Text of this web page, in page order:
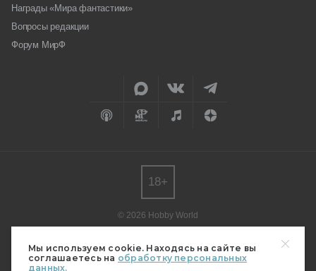
Мы используем cookie. Находясь на сайте вы
соглашаетесь на обработку персональных
данных.
Награды «Мира фантастики»
Вопросы редакции
Форум МирФ
© 2026 Hobby World
редакции.
Мнение авторов может не совпадать с мнением редакции.
18+